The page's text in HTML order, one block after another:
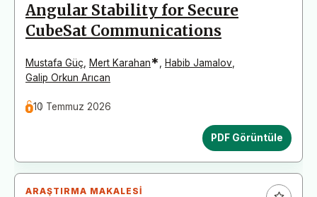
Angular Stability for Secure
CubeSat Communications
Mustafa Güç Mert Karahan* Habib Jamalov
Galip Orkun Arıcan
10 Temmuz 2026
PDF Görüntüle
ARAŞTIRMA MAKALESI